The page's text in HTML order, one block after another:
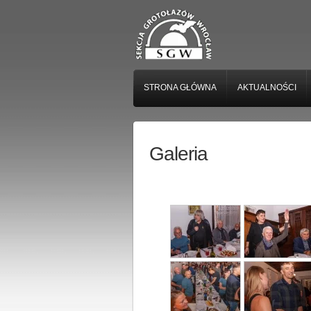
STRONA GŁÓWNA AKTUALNOŚCI
Galeria